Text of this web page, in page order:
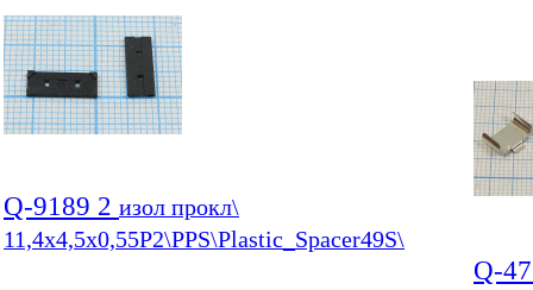
Q-9189 2 изол прокл\
11,4x4,5x0,55P2\PPS\Plastic_Spacer49S\
Q-